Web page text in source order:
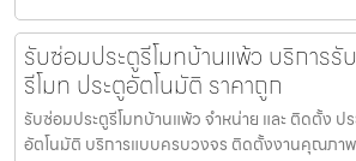
รับซ่อมประตูรีโมทบ้านแพ้ว บริการรั
รีโมท ประตูอัตโนมัติ ราคาถูก
รับซ่อมประตูรีโมทบ้านแพ้ว จำหน่าย และ ติดตั้ง ป
อัตโนมัติ บริการแบบครบวงจร ติดตั้งงานคุณภาพ